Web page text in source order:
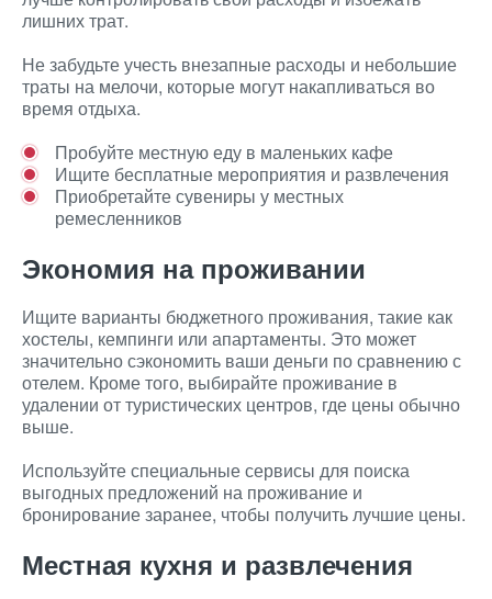
лишних трат.
Не забудьте учесть внезапные расходы и небольшие
траты на мелочи, которые могут накапливаться во
время отдыха.
Пробуйте местную еду в маленьких кафе
Ищите бесплатные мероприятия и развлечения
Приобретайте сувениры у местных
ремесленников
Экономия на проживании
Ищите варианты бюджетного проживания, такие как
хостелы, кемпинги или апартаменты. Это может
значительно сэкономить ваши деньги по сравнению с
отелем. Кроме того, выбирайте проживание в
удалении от туристических центров, где цены обычно
выше.
Используйте специальные сервисы для поиска
выгодных предложений на проживание и
бронирование заранее, чтобы получить лучшие цены.
Местная кухня и развлечения